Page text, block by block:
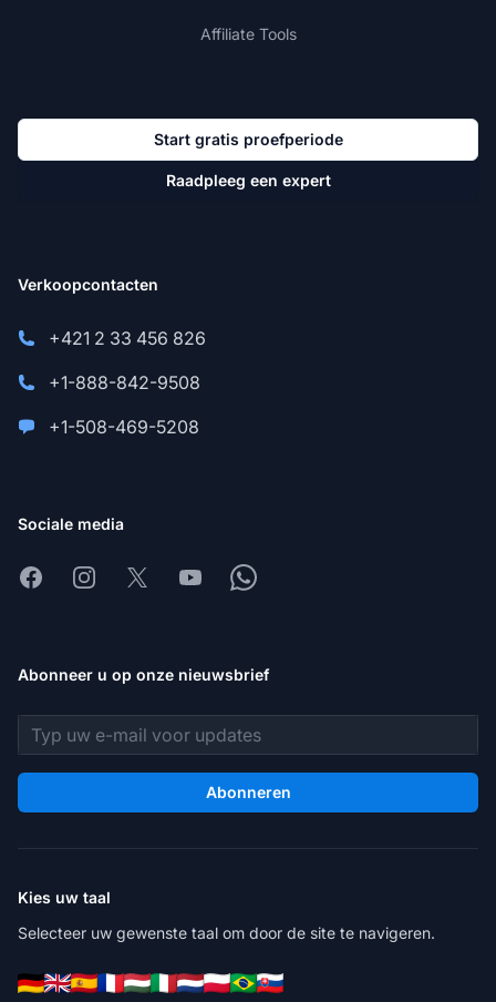
Affiliate Tools
Start gratis proefperiode
Raadpleeg een expert
Verkoopcontacten
+421 2 33 456 826
+1-888-842-9508
+1-508-469-5208
Sociale media
FacebookInstagram
X YoutubeWhatsapp
Abonneer u op onze nieuwsbrief
E-mailadres
Abonneren
Kies uw taal
Selecteer uw gewenste taal om door de site te navigeren.